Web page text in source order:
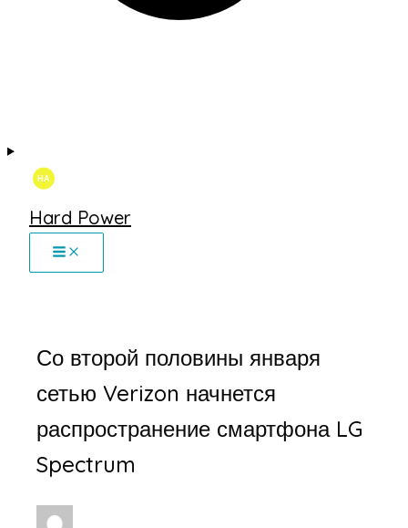
Hard Power
Со второй половины января
сетью Verizon начнется
распространение смартфона LG
Spectrum